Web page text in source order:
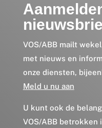
VOS/ABB mailt
met nieuws en
onze diensten,
Meld u nu aan
U kunt ook de
VOS/ABB betrokken